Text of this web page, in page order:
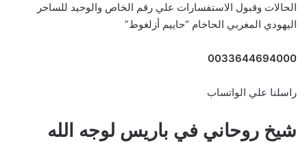
الحالات وقبول الاستفسارات علي رقم الخاص والوحيد للساحر
اليهودي المغربي الحاخام “حاييم أزلغوط”
0033644694000
راسلنا علي الواتساب
شيخ روحاني في باريس لوجه الله